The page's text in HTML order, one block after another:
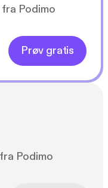
Podimo
Prøv gratis
Podimo